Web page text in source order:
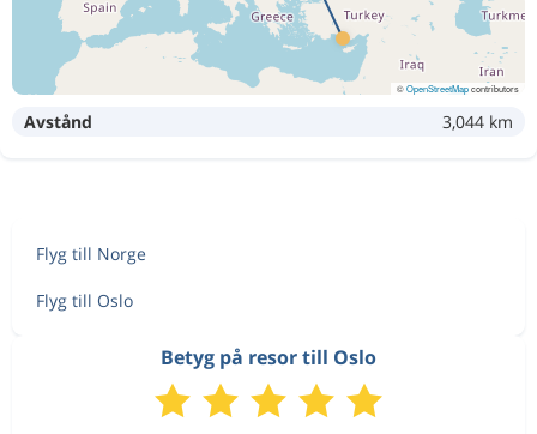
Gazipasa Oslo 4 359 kr
Jan 4 Gazipasa
GazipasaOslo
©OpenStreetMapcontributors
Avstånd 3,044 km
Flyg till Norge
Flyg till Oslo
Betyg på resor till Oslo